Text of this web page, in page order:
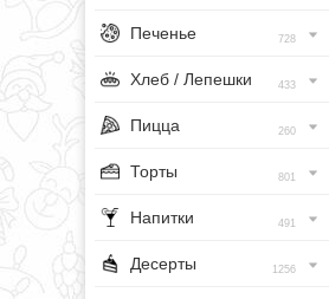
Печенье 728
Хлеб / Лепешки 433
Пицца 260
Торты 801
Напитки 491
Десерты 1256